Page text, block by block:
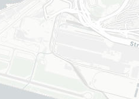
العربية